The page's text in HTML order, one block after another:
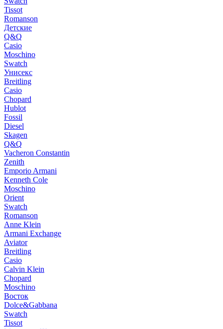
Tissot
Romanson
Детские
Q&Q
Casio
Moschino
Swatch
Унисекс
Breitling
Casio
Chopard
Hublot
Fossil
Diesel
Skagen
Q&Q
Vacheron Constantin
Zenith
Emporio Armani
Kenneth Cole
Moschino
Orient
Swatch
Romanson
Anne Klein
Armani Exchange
Aviator
Breitling
Casio
Calvin Klein
Chopard
Moschino
Восток
Dolce&Gabbana
Swatch
Tissot